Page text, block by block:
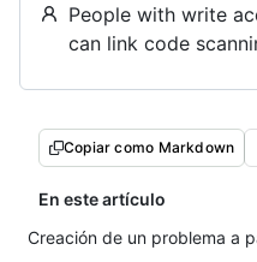
People with write
can link code
Copiar como Markdown
En este artículo
Creación de un problema a